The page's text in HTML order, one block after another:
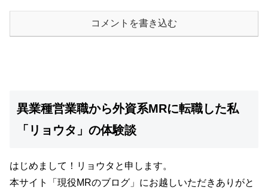
コメントを書き込む
異業種営業職から外資系MRに転職した私
「リョウタ」の体験談
はじめまして！リョウタと申します。
本サイト
「現役MRのブログ」 にお越しいただきありがと